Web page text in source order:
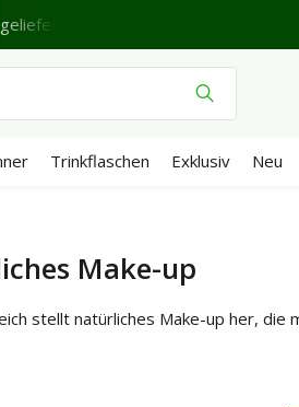
1-2 Werktagen* Schönen
Trinkflaschen Exklusiv Neu
Make-up
stellt natürliches Make-up her,